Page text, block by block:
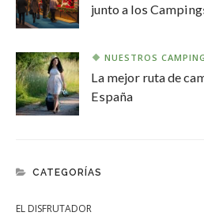
junto a los
NUESTROS
La mejor ruta de
España
CATEGORÍAS
EL DISFRUTADOR